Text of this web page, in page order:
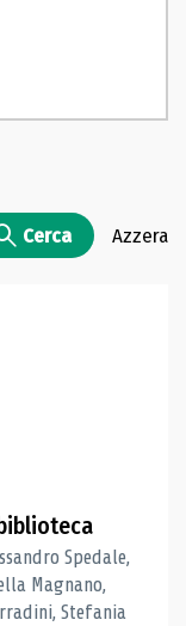
Cerca Azzera
Spedale,
Magnano,
Stefania